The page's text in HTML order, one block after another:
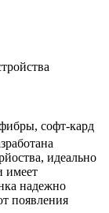
софт-кард
идеально
имеет
надежно
появления